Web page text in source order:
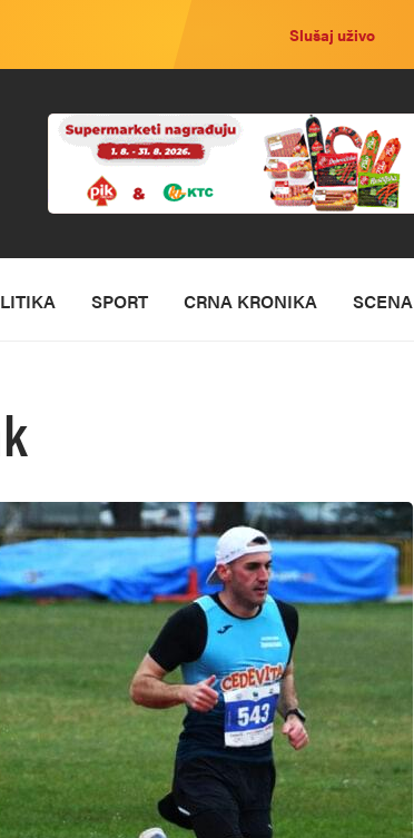
Slušaj uživo
SPORT CRNA KRONIKA SCENA